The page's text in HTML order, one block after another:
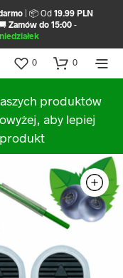
| 📦 Od 19.99 PLN
Zamów do 15:00-
0 0
produktów
aby lepiej